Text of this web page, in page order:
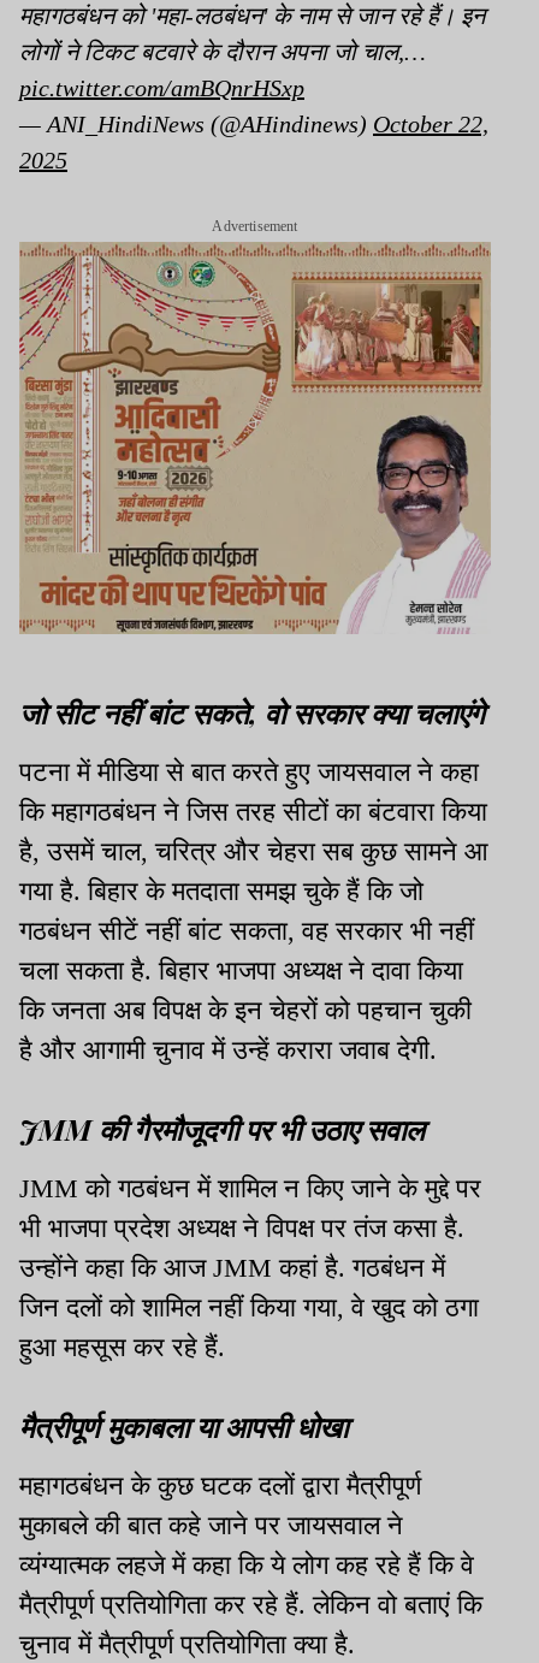
महागठबंधन को 'महा-लठबंधन' के नाम से जान रहे हैं। इन
लोगों ने टिकट बटवारे के दौरान अपना जो चाल,…
pic.twitter.com/amBQnrHSxp
— ANI_HindiNews (@AHindinews) October 22,
2025
Advertisement
जो सीट नहीं बांट सकते, वो सरकार क्या चलाएंगे
पटना में मीडिया से बात करते हुए जायसवाल ने कहा
कि महागठबंधन ने जिस तरह सीटों का बंटवारा किया
है, उसमें चाल, चरित्र और चेहरा सब कुछ सामने आ
गया है. बिहार के मतदाता समझ चुके हैं कि जो
गठबंधन सीटें नहीं बांट सकता, वह सरकार भी नहीं
चला सकता है. बिहार भाजपा अध्यक्ष ने दावा किया
कि जनता अब विपक्ष के इन चेहरों को पहचान चुकी
है और आगामी चुनाव में उन्हें करारा जवाब देगी.
JMM की गैरमौजूदगी पर भी उठाए सवाल
JMM को गठबंधन में शामिल न किए जाने के मुद्दे पर
भी भाजपा प्रदेश अध्यक्ष ने विपक्ष पर तंज कसा है.
उन्होंने कहा कि आज JMM कहां है. गठबंधन में
जिन दलों को शामिल नहीं किया गया, वे खुद को ठगा
हुआ महसूस कर रहे हैं.
मैत्रीपूर्ण मुकाबला या आपसी धोखा
महागठबंधन के कुछ घटक दलों द्वारा मैत्रीपूर्ण
मुकाबले की बात कहे जाने पर जायसवाल ने
व्यंग्यात्मक लहजे में कहा कि ये लोग कह रहे हैं कि वे
मैत्रीपूर्ण प्रतियोगिता कर रहे हैं. लेकिन वो बताएं कि
चुनाव में मैत्रीपूर्ण प्रतियोगिता क्या है.